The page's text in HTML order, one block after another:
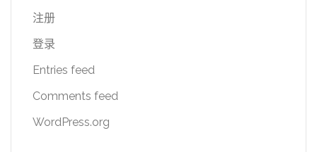
注册
登录
Entries feed
Comments feed
WordPress.org